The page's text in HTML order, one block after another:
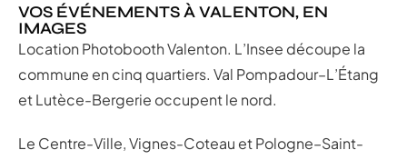
VOS ÉVÉNEMENTS À VALENTON, EN
IMAGES
Location Photobooth Valenton. L’Insee découpe la
commune en cinq quartiers. Val Pompadour–L’Étang
et Lutèce-Bergerie occupent le nord.
Le Centre-Ville, Vignes-Coteau et Pologne–Saint-